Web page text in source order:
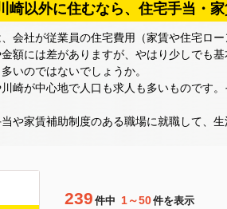
崎以外に住むなら、住宅手当・
会社が従業員の住宅費用（家賃や住宅ロ
額には差がありますが、やはり少しでも
いのではないでしょうか。
崎が中心地で人口も求人も多いものです
や家賃補助制度のある職場に就職して、
239 件中 1～50件を表示